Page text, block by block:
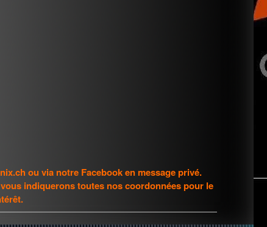
ou via notre Facebook en message privé.
vous indiquerons toutes nos coordonnées pour le